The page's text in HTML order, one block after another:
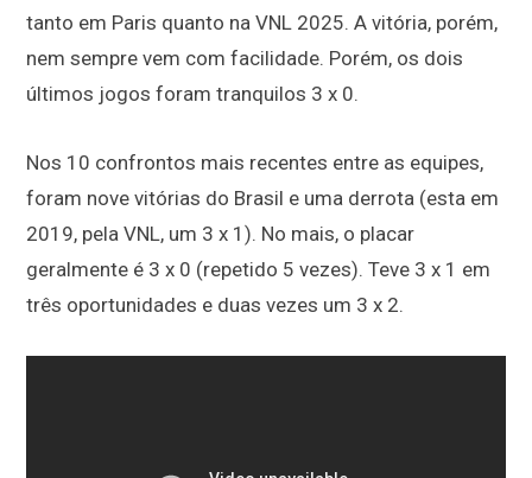
tanto em Paris quanto na VNL 2025. A vitória, porém,
nem sempre vem com facilidade. Porém, os dois
últimos jogos foram tranquilos 3 x 0.
Nos 10 confrontos mais recentes entre as equipes,
foram nove vitórias do Brasil e uma derrota (esta em
2019, pela VNL, um 3 x 1). No mais, o placar
geralmente é 3 x 0 (repetido 5 vezes). Teve 3 x 1 em
três oportunidades e duas vezes um 3 x 2.